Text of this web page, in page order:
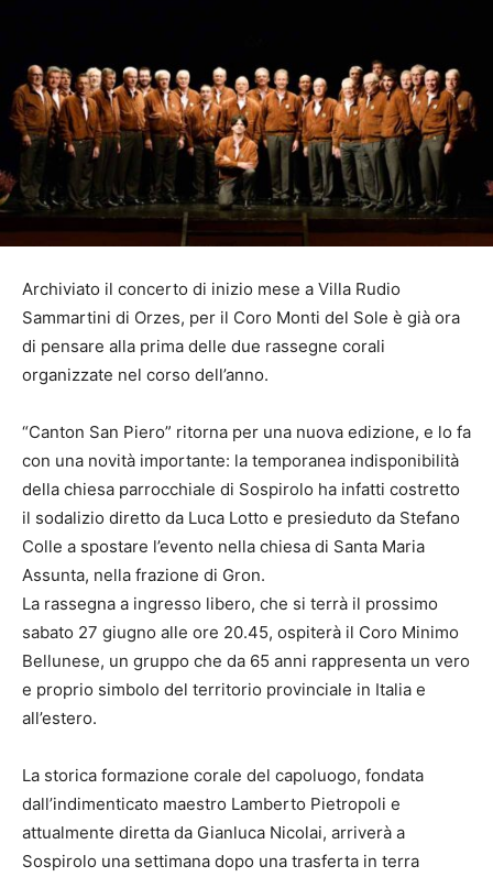
Archiviato il concerto di inizio mese a Villa Rudio
Sammartini di Orzes, per il Coro Monti del Sole è già ora
di pensare alla prima delle due rassegne corali
organizzate nel corso dell’anno.
“Canton San Piero” ritorna per una nuova edizione, e lo fa
con una novità importante: la temporanea indisponibilità
della chiesa parrocchiale di Sospirolo ha infatti costretto
il sodalizio diretto da Luca Lotto e presieduto da Stefano
Colle a spostare l’evento nella chiesa di Santa Maria
Assunta, nella frazione di Gron.
La rassegna a ingresso libero, che si terrà il prossimo
sabato 27 giugno alle ore 20.45, ospiterà il Coro Minimo
Bellunese, un gruppo che da 65 anni rappresenta un vero
e proprio simbolo del territorio provinciale in Italia e
all’estero.
La storica formazione corale del capoluogo, fondata
dall’indimenticato maestro Lamberto Pietropoli e
attualmente diretta da Gianluca Nicolai, arriverà a
Sospirolo una settimana dopo una trasferta in terra